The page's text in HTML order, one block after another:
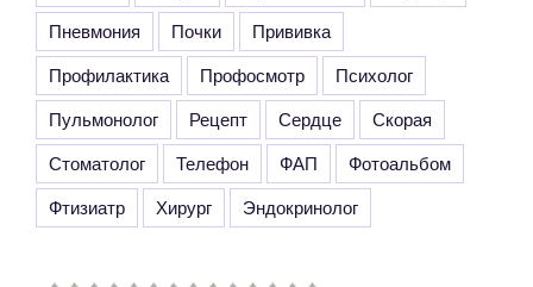
Пневмония
Почки
Прививка
Профилактика
Профосмотр
Психолог
Пульмонолог
Рецепт Сердце
Скорая
Стоматолог
Телефон ФАП
Фотоальбом
Фтизиатр
Хирург Эндокринолог